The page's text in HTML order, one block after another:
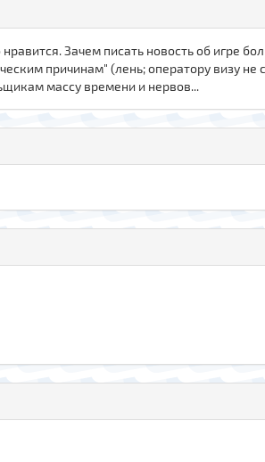
Зачем писать новость об игре
причинам" (лень; оператору визу
массу времени и нервов...